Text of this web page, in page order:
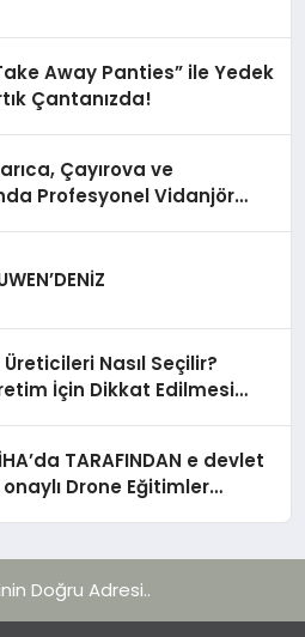
Away Panties” ile Yedek
Çantanızda!
Çayırova ve
Profesyonel Vidanjör
Nasıl Seçilir?
İçin Dikkat Edilmesi
e devlet
onaylı Drone Eğitimler
Doğru Adresi..